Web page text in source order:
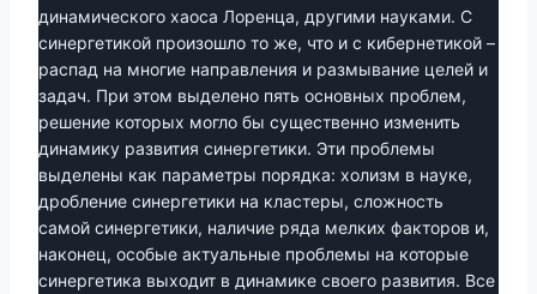
динамического хаоса Лоренца, другими науками. С
синергетикой произошло то же, что и с кибернетикой –
распад на многие направления и размывание целей и
задач. При этом выделено пять основных проблем,
решение которых могло бы существенно изменить
динамику развития синергетики. Эти проблемы
выделены как параметры порядка: холизм в науке,
дробление синергетики на кластеры, сложность
самой синергетики, наличие ряда мелких факторов и,
наконец, особые актуальные проблемы на которые
синергетика выходит в динамике своего развития. Все